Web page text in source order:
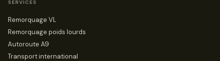
SERVICES
Remorquage VL
Remorquage poids lourds
Autoroute A9
Transport international